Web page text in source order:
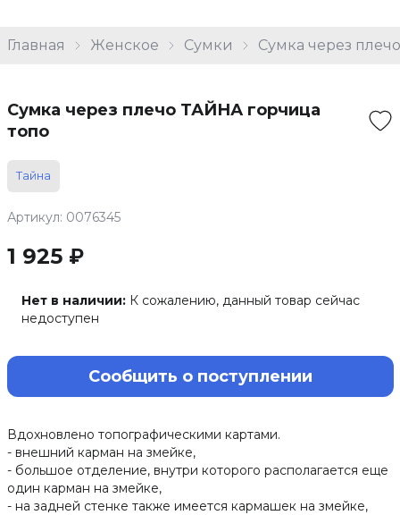
Главная Женское Сумки Сумка через
Сумка через плечо ТАЙНА горчица
топо
Тайна
Артикул: 0076345
1 925 ₽
Нет в наличии: К сожалению, данный товар сейчас
недоступен
Сообщить о поступлении
Вдохновлено топографическими картами.
- внешний карман на змейке,
- большое отделение, внутри которого располагается еще
один карман на змейке,
- на задней стенке также имеется кармашек на змейке,